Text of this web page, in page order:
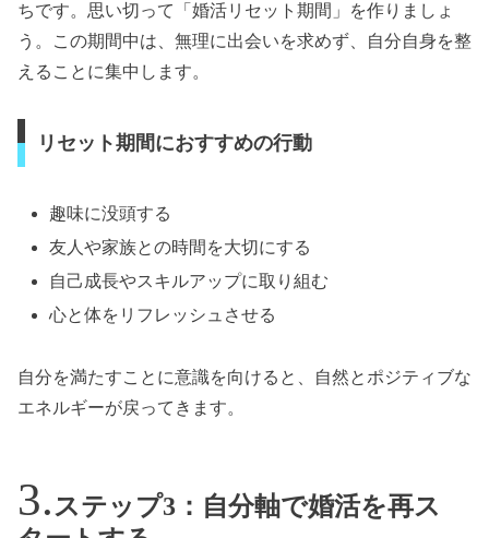
ちです。思い切って「婚活リセット期間」を作りましょ
う。この期間中は、無理に出会いを求めず、自分自身を整
えることに集中します。
リセット期間におすすめの行動
趣味に没頭する
友人や家族との時間を大切にする
自己成長やスキルアップに取り組む
心と体をリフレッシュさせる
自分を満たすことに意識を向けると、自然とポジティブな
エネルギーが戻ってきます。
ステップ3：自分軸で婚活を再ス